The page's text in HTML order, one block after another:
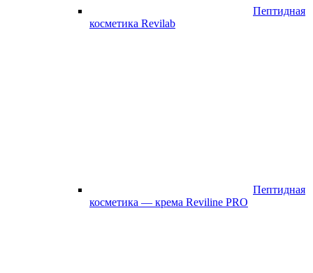
Пептидная
косметика Revilab
Пептидная
косметика — крема Reviline PRO